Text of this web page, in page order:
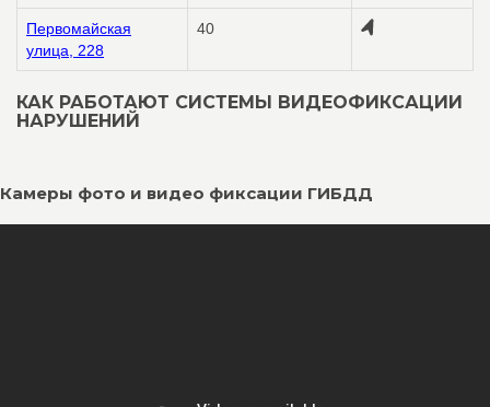
Первомайская
улица, 228
40
КАК РАБОТАЮТ СИСТЕМЫ ВИДЕОФИКСАЦИИ
НАРУШЕНИЙ
Камеры фото и видео фиксации ГИБДД